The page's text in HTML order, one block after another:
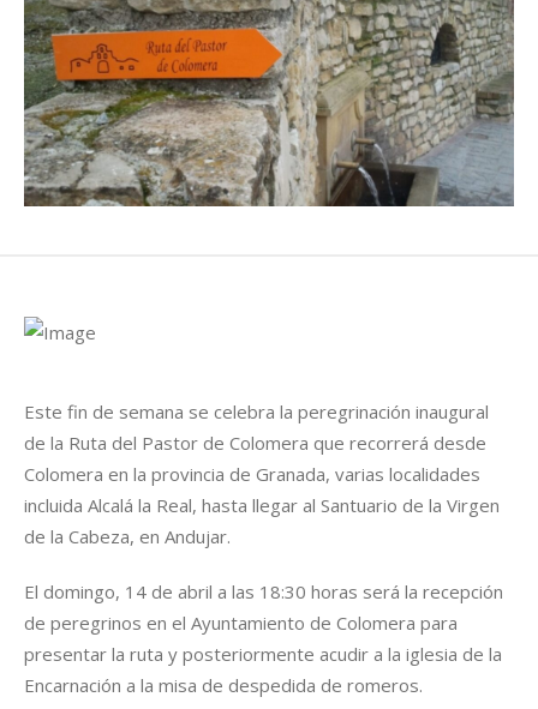
Este fin de semana se celebra la peregrinación inaugural
de la Ruta del Pastor de Colomera que recorrerá desde
Colomera en la provincia de Granada, varias localidades
incluida Alcalá la Real, hasta llegar al Santuario de la Virgen
de la Cabeza, en Andujar.
El domingo, 14 de abril a las 18:30 horas será la recepción
de peregrinos en el Ayuntamiento de Colomera para
presentar la ruta y posteriormente acudir a la iglesia de la
Encarnación a la misa de despedida de romeros.